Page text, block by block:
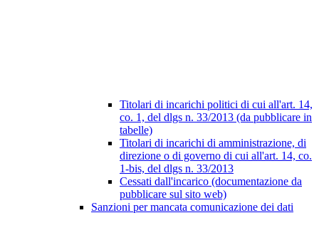
Titolari di incarichi politici di cui all'art. 14,
co. 1, del dlgs n. 33/2013 (da pubblicare in
tabelle)
Titolari di incarichi di amministrazione, di
direzione o di governo di cui all'art. 14, co.
1-bis, del dlgs n. 33/2013
Cessati dall'incarico (documentazione da
pubblicare sul sito web)
Sanzioni per mancata comunicazione dei dati